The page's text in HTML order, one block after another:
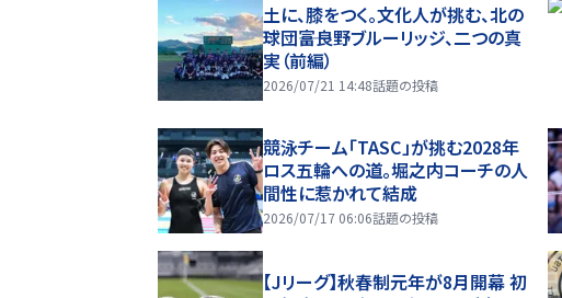
土に、膝をつく。文化人が挑む、北の
球団――富良野ブルーリッジ、二つの真
実（前編）
2026/07/21 14:48話題の投稿
競泳チーム「TASC」が挑む2028年
ロス五輪への道。堀之内コーチの人
間性に惹かれて結成
2026/07/17 06:06話題の投稿
【Jリーグ】秋春制元年が8月開幕 初